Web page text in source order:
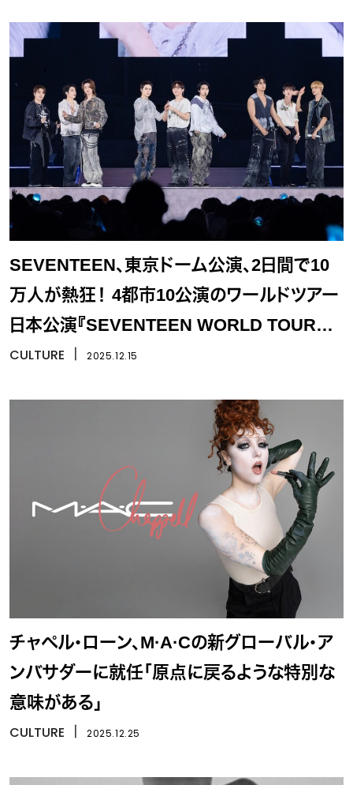
SEVENTEEN、東京ドーム公演、2日間で10
万人が熱狂！ 4都市10公演のワールドツアー
日本公演『SEVENTEEN WORLD TOUR
[NEW_] IN JAPAN』
CULTURE 2025.12.15
チャペル・ローン、M·A·Cの新グローバル・ア
ンバサダーに就任「原点に戻るような特別な
意味がある」
CULTURE 2025.12.25